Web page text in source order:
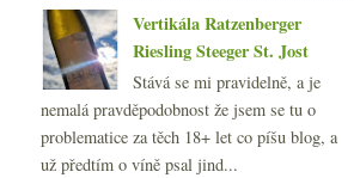
Vertikála Ratzenberger
Riesling Steeger St. Jost
Stává se mi pravidelně, a je
nemalá pravděpodobnost že jsem se tu o
problematice za těch 18+ let co píšu blog, a
už předtím o víně psal jind...